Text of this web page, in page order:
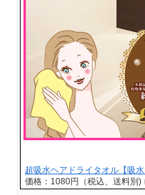
超吸水ヘアドライタオル【吸
価格：1080円（税込、送料別)